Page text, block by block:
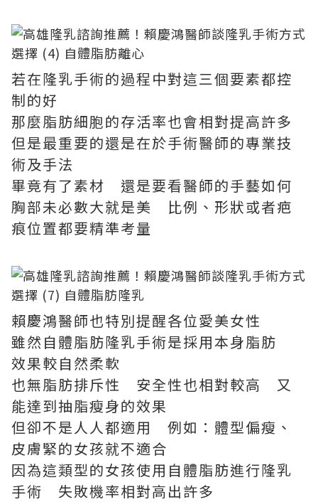
若在隆乳手術的過程中對這三個要素都控
制的好
那麼脂肪細胞的存活率也會相對提高許多
但是最重要的還是在於手術醫師的專業技
術及手法
畢竟有了素材 還是要看醫師的手藝如何
胸部未必數大就是美 比例、形狀或者疤
痕位置都要精準考量
賴慶鴻醫師也特別提醒各位愛美女性
雖然自體脂肪隆乳手術是採用本身脂肪
效果較自然柔軟
也無脂肪排斥性 安全性也相對較高 又
能達到抽脂瘦身的效果
但卻不是人人都適用 例如：體型偏瘦、
皮膚緊的女孩就不適合
因為這類型的女孩使用自體脂肪進行隆乳
手術 失敗機率相對高出許多